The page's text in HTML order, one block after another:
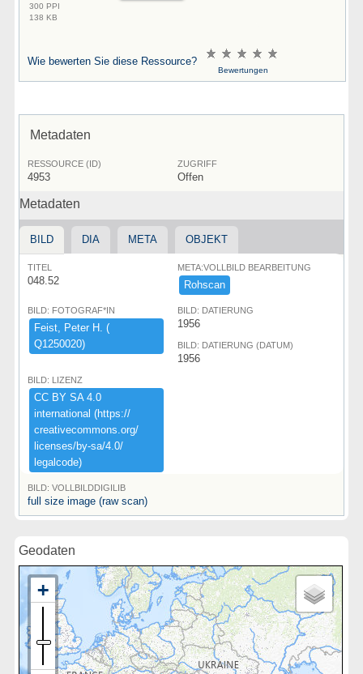
300 PPI
138 KB
Wie bewerten Sie diese Ressource?
Bewertungen
Metadaten
RESSOURCE (ID)
4953
ZUGRIFF
Offen
Metadaten
BILD DIA META OBJEKT
TITEL
048.52
META:VOLLBILD BEARBEITUNG
Rohscan
BILD: FOTOGRAF*IN
Feist,​ ​Peter ​H.​ ​(​
Q1250020)​
BILD: DATIERUNG
1956
BILD: DATIERUNG (DATUM)
1956
BILD: LIZENZ
CC ​BY ​SA ​4.​0 ​
international ​(​https:​/​/​
creativecommons.​org/​
licenses/​by-​sa/​4.​0/​
legalcode)​
BILD: VOLLBILDDIGILIB
full size image (raw scan)
Geodaten